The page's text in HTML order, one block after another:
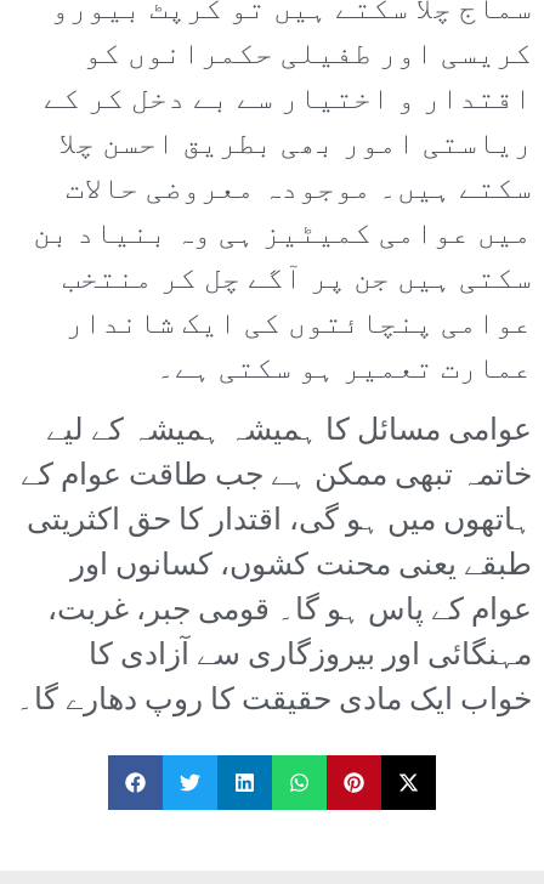
سماج چلا سکتے ہیں تو کرپٹ بیورو
کریسی اور طفیلی حکمرانوں کو
اقتدار و اختیار سے بے دخل کر کے
ریاستی امور بھی بطریق احسن چلا
سکتے ہیں۔ موجودہ معروضی حالات
میں عوامی کمیٹیز ہی وہ بنیاد بن
سکتی ہیں جن پر آگے چل کر منتخب
عوامی پنچائتوں کی ایک شاندار
عمارت تعمیر ہو سکتی ہے۔
عوامی مسائل کا ہمیشہ ہمیشہ کے لیے
خاتمہ تبھی ممکن ہے جب طاقت عوام کے
ہاتھوں میں ہو گی، اقتدار کا حق اکثریتی
طبقے یعنی محنت کشوں، کسانوں اور
عوام کے پاس ہو گا۔ قومی جبر، غربت،
مہنگائی اور بیروزگاری سے آزادی کا
خواب ایک مادی حقیقت کا روپ دھارے گا۔